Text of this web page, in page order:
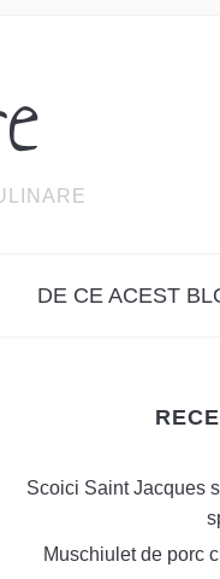
DE CE ACEST
Scoici Saint Jacques
Muschiulet de porc